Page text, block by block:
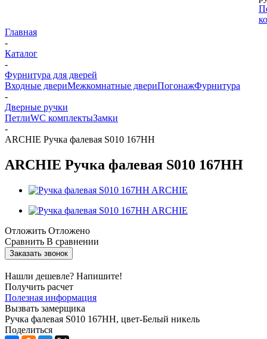
Главная
-
Каталог
-
Фурнитура для дверей
Входные двериМежкомнатные двериПогонажФурнитура
-
Дверные ручки
ПетлиWC комплектыЗамки
-
ARCHIE Ручка фалевая S010 167HH
ARCHIE Ручка фалевая S010 167HH
Отложить Отложено
Сравнить В сравнении
Заказать звонок
Нашли дешевле? Напишите!
Получить расчет
Полезная информация
Вызвать замерщика
Ручка фалевая S010 167HH, цвет-Белый никель
Поделиться